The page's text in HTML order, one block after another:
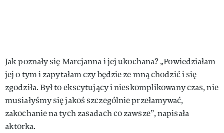
Jak poznały się Marcjanna i jej ukochana? „Powiedziałam
jej o tym i zapytałam czy będzie ze mną chodzić i się
zgodziła. Był to ekscytujący i nieskomplikowany czas, nie
musiałyśmy się jakoś szczególnie przełamywać,
zakochanie na tych zasadach co zawsze”, napisała
aktorka.